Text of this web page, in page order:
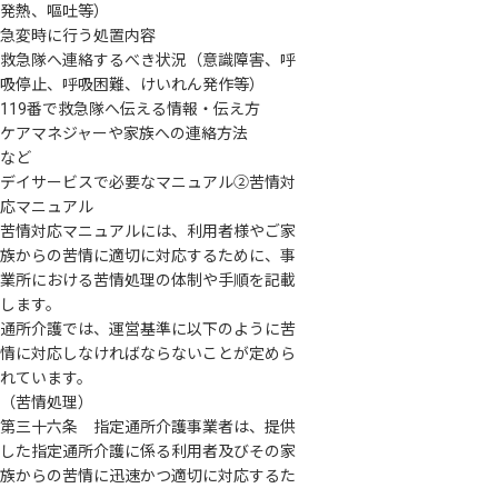
発熱、嘔吐等）
急変時に行う処置内容
救急隊へ連絡するべき状況（意識障害、呼
吸停止、呼吸困難、けいれん発作等）
119番で救急隊へ伝える情報・伝え方
ケアマネジャーや家族への連絡方法
など
デイサービスで必要なマニュアル②苦情対
応マニュアル
苦情対応マニュアルには、利用者様やご家
族からの苦情に適切に対応するために、事
業所における苦情処理の体制や手順を記載
します。
通所介護では、運営基準に以下のように苦
情に対応しなければならないことが定めら
れています。
（苦情処理）
第三十六条 指定通所介護事業者は、提供
した指定通所介護に係る利用者及びその家
族からの苦情に迅速かつ適切に対応するた